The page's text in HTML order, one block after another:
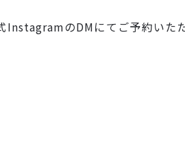
のDMにてご予約いた